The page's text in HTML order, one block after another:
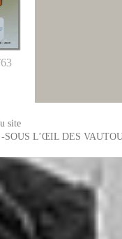
site
SOUS L’ŒIL DES